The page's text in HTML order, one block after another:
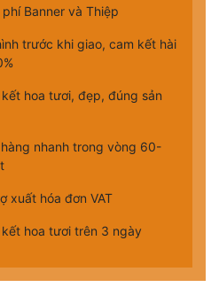
Banner và Thiệp
trước khi giao, cam kết hài
hoa tươi, đẹp, đúng sản
nhanh trong vòng 60-
xuất hóa đơn VAT
hoa tươi trên 3 ngày